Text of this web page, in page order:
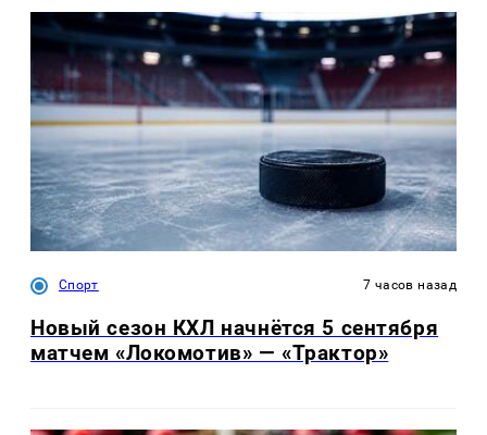
Спорт 7 часов назад
Новый сезон КХЛ начнётся 5 сентября
матчем «Локомотив» — «Трактор»